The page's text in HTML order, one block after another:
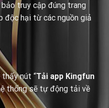
truy cập đúng trang
độc hại từ các nguồn giả
nút “Tải app Kingfun
thống sẽ tự động tải về